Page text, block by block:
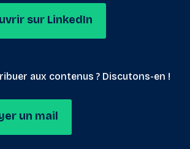
sur LinkedIn
aux contenus ? Discutons-en !
un mail